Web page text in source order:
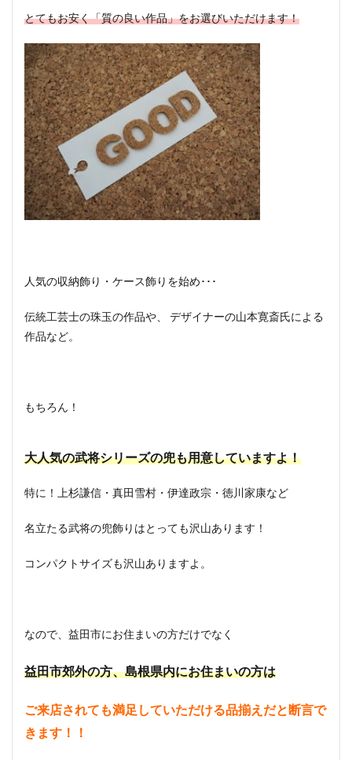
とてもお安く「質の良い作品」をお選びいただけます！
人気の収納飾り・ケース飾りを始め･･･
伝統工芸士の珠玉の作品や、 デザイナーの山本寛斎氏による
作品など。
もちろん！
大人気の武将シリーズの兜も用意していますよ！
特に！上杉謙信・真田雪村・伊達政宗・徳川家康など
名立たる武将の兜飾りはとっても沢山あります！
コンパクトサイズも沢山ありますよ。
なので、益田市にお住まいの方だけでなく
益田市郊外の方、島根県内にお住まいの方は
ご来店されても満足していただける品揃えだと断言で
きます！！